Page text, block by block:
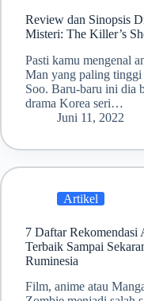
Review dan Sinopsis
Misteri: The Killer’s
Pasti kamu mengenal
Man yang paling
Soo. Baru-baru ini dia
drama Korea seri…
Juni 11, 2022
Artikel
7 Daftar Rekomendasi
Terbaik Sampai
Ruminesia
Film, anime atau